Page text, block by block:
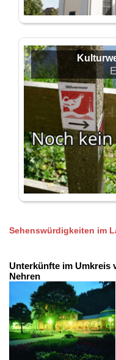
Sehenswürdigkeiten im
Unterkünfte im Umkreis
Nehren